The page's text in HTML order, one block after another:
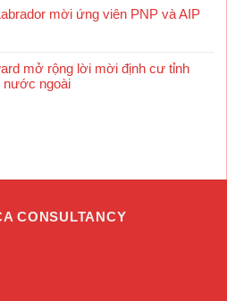
mời ứng viên PNP và AIP
mở rộng lời mời định cư tỉnh
nước ngoài
CONSULTANCY